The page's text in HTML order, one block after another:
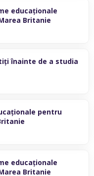
educaționale
Britanie
înainte de a studia
pentru
educaționale
Britanie